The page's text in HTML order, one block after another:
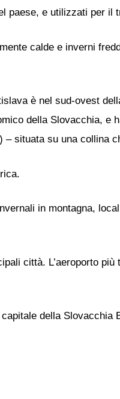
paese, e utilizzati per il
calde e inverni
è nel sud-ovest
della Slovacchia, e
situata su una collina
in montagna,
città. L’aeroporto
della Slovacchia